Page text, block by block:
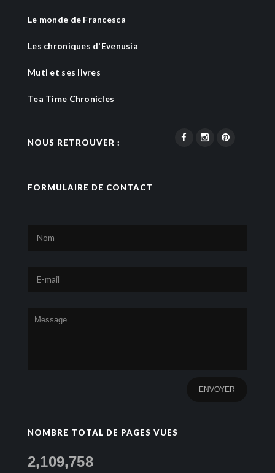
Le monde de Francesca
Les chroniques d'Evenusia
Muti et ses livres
Tea Time Chronicles
NOUS RETROUVER :
FORMULAIRE DE CONTACT
NOMBRE TOTAL DE PAGES VUES
2,109,758